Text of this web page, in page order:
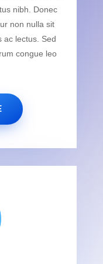
nibh. Donec
non nulla sit
ac lectus. Sed
congue leo